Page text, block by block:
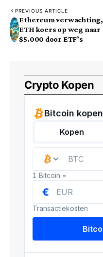
PREVIOUS ARTICLE
Ethereum verwachting,
ETH koers op weg naar
$5.000 door ETF’s
Crypto Kopen